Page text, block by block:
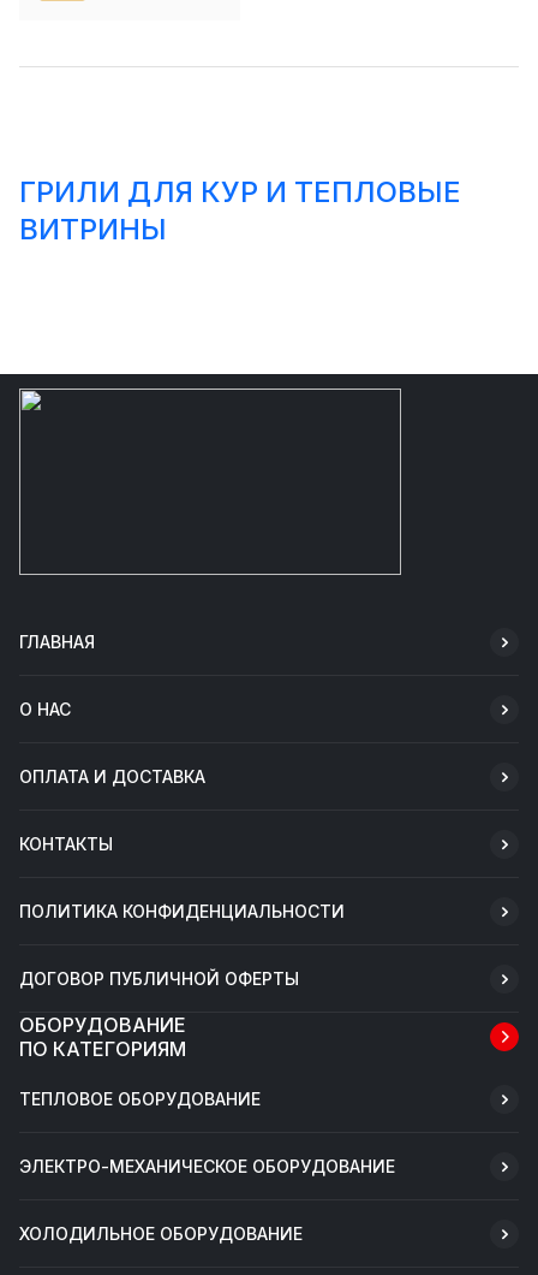
ГРИЛИ ДЛЯ КУР И ТЕПЛОВЫЕ
ВИТРИНЫ
ГЛАВНАЯ
О НАС
ОПЛАТА И ДОСТАВКА
КОНТАКТЫ
ПОЛИТИКА КОНФИДЕНЦИАЛЬНОСТИ
ДОГОВОР ПУБЛИЧНОЙ ОФЕРТЫ
ОБОРУДОВАНИЕ
ПО КАТЕГОРИЯМ
ТЕПЛОВОЕ ОБОРУДОВАНИЕ
ЭЛЕКТРО-МЕХАНИЧЕСКОЕ ОБОРУДОВАНИЕ
ХОЛОДИЛЬНОЕ ОБОРУДОВАНИЕ